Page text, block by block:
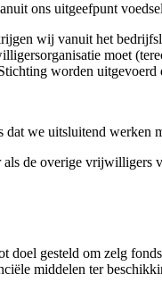
ons uitgeefpunt
wij vanuit het
moet
worden
dat we uitsluitend
de overige vrijwilligers
doel gesteld om zelg
middelen ter